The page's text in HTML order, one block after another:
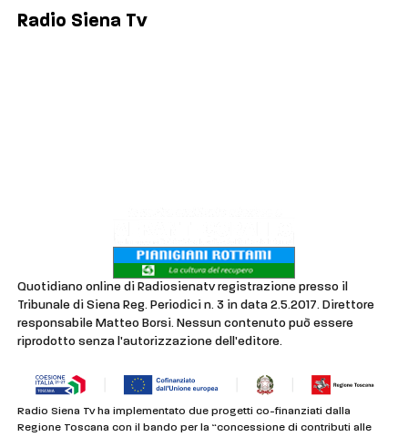
Radio Siena Tv
Quotidiano online di Radiosienatv registrazione presso il
Tribunale di Siena Reg. Periodici n. 3 in data 2.5.2017. Direttore
responsabile Matteo Borsi. Nessun contenuto può essere
riprodotto senza l'autorizzazione dell'editore.
Radio Siena Tv ha implementato due progetti co-finanziati dalla
Regione Toscana con il bando per la “concessione di contributi alle